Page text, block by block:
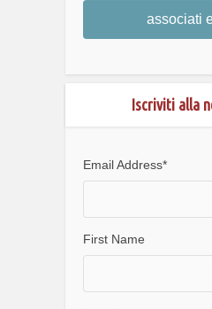
associati
Iscriviti alla
Email Address*
First Name